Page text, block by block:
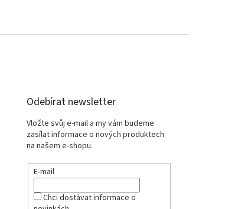
Odebírat newsletter
Vložte svůj e-mail a my vám budeme
zasílat informace o nových produktech
na našem e-shopu.
E-mail
Chci dostávat informace o